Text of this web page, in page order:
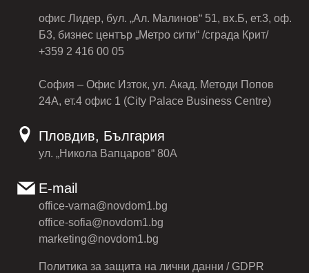
офис Лидер, бул. „Ал. Малинов“ 51, вх.Б, ет.3, оф.
Б3, бизнес център „Метро сити“ /сграда Крит/
+359 2 416 00 05
София – Офис Изток, ул. Акад. Методи Попов
24А, ет.4 офис 1 (City Palace Business Centre)
Пловдив, България
ул. „Никола Вапцаров“ 80А
E-mail
office-varna@novdom1.bg
office-sofia@novdom1.bg
marketing@novdom1.bg
Политика за защита на лични данни / GDPR